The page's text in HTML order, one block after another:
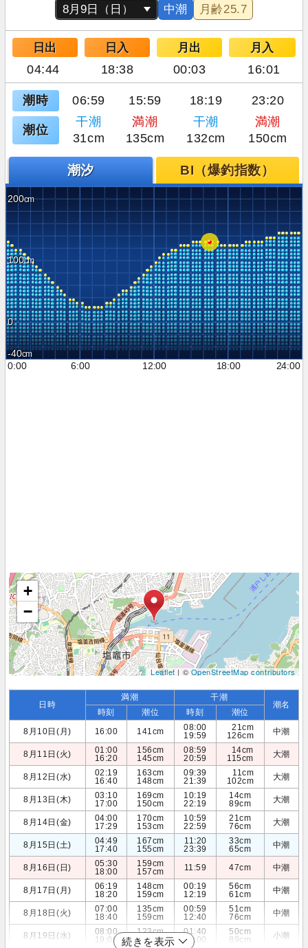
中潮 月齢25.7
日出 日入 月出 月入
04:44 18:38 00:03 16:01
潮時 06:59 15:59 18:19 23:20
潮位
干潮 満潮 干潮
満潮
31cm
135cm 132cm 150cm
潮汐 BI（爆釣指数）
200
100
0
-40
0:00
6:00 12:00 18:00 24:00
+
−
Leaflet| ©OpenStreetMap contributors
日時
満潮 干潮
潮名
時刻 潮位 時刻
潮位
8月10日(月)
16:00 141cm
08:00
19:59
21cm
126cm
中潮
8月11日(火)
01:00
16:20
156cm
145cm
08:59
20:59
14cm
115cm
大潮
8月12日(水)
02:19
16:40
163cm
148cm
09:39
21:39
11cm
102cm
大潮
8月13日(木)
03:10
17:00
169cm
150cm
10:19
22:19
14cm
89cm
大潮
8月14日(金)
04:00
17:29
170cm
153cm
10:59
22:59
21cm
76cm
大潮
8月15日(土)
04:49
17:40
167cm
155cm
11:20
23:39
33cm
65cm
中潮
8月16日(日)
05:30
18:00
159cm
157cm
11:59 47cm 中潮
8月17日(月)
06:19
18:20
148cm
159cm
00:19
12:19
56cm
61cm
中潮
8月18日(火)
07:00
18:40
135cm
159cm
00:59
12:40
51cm
76cm
中潮
8月19日(水)
08:00
19:00
123cm
157cm
01:40
13:00
50cm
89cm
小潮
続きを表示